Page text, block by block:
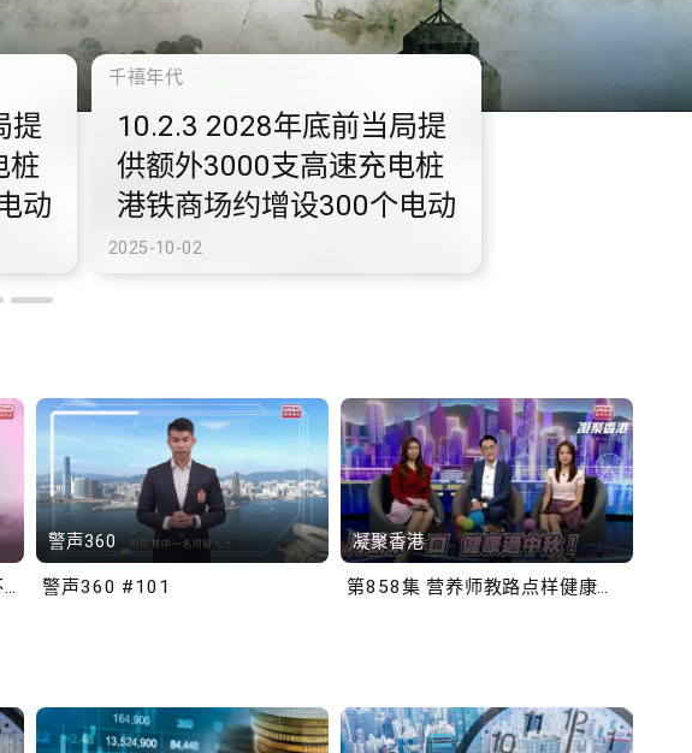
提
桩
动
千禧年代
10.2.3 2028年底前当局提
供额外3000支高速充电桩
港铁商场约增设300个电动
车充电站
2025-10-02
警声360
警声360 #101
凝聚香港